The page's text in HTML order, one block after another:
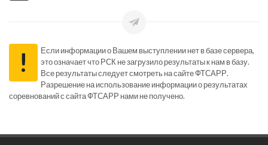
!
Если информации о Вашем выступлении нет в базе сервера,
это означает что РСК не загрузило результаты к нам в базу.
Все результаты следует смотреть на сайте ФТСАРР.
Разрешение на использование информации о результатах
соревнований с сайта ФТСАРР нами не получено.